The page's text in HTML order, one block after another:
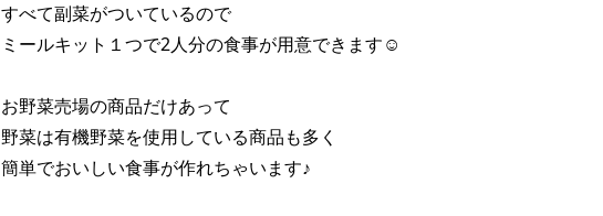
すべて副菜がついているので
ミールキット１つで2人分の食事が用意できます☺
お野菜売場の商品だけあって
野菜は有機野菜を使用している商品も多く
簡単でおいしい食事が作れちゃいます♪